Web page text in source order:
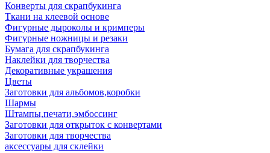
Конверты для скрапбукинга
Ткани на клеевой основе
Фигурные дыроколы и кримперы
Фигурные ножницы и резаки
Бумага для скрапбукинга
Наклейки для творчества
Декоративные украшения
Цветы
Заготовки для альбомов,коробки
Шармы
Штампы,печати,эмбоссинг
Заготовки для открыток с конвертами
Заготовки для творчества
аксессуары для склейки